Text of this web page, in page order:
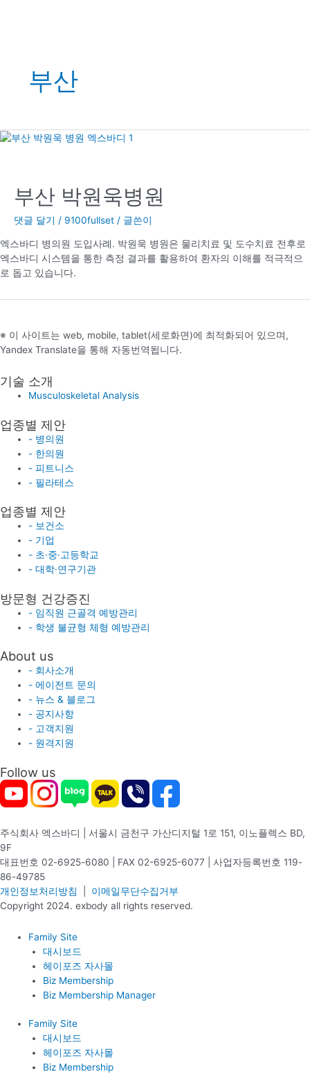
부산
부산 박원욱병원
댓글 달기 / 9100fullset / 글쓴이
엑스바디 병의원 도입사례. 박원욱 병원은 물리치료 및 도수치료 전후로
엑스바디 시스템을 통한 측정 결과를 활용하여 환자의 이해를 적극적으
로 돕고 있습니다.
※ 이 사이트는 web, mobile, tablet(세로화면)에 최적화되어 있으며,
Yandex Translate을 통해 자동번역됩니다.
기술 소개
Musculoskeletal Analysis
업종별 제안
- 병의원
- 한의원
- 피트니스
- 필라테스
업종별 제안
- 보건소
- 기업
- 초·중·고등학교
- 대학·연구기관
방문형 건강증진
- 임직원 근골격 예방관리
- 학생 불균형 체형 예방관리
About us
- 회사소개
- 에이전트 문의
- 뉴스 & 블로그
- 공지사항
- 고객지원
- 원격지원
Follow us
주식회사 엑스바디 | 서울시 금천구 가산디지털 1로 151, 이노플렉스 BD,
9F
대표번호 02-6925-6080 | FAX 02-6925-6077 | 사업자등록번호 119-
86-49785
개인정보처리방침
이메일무단수집거부
Copyright 2024. exbody all rights reserved.
Family Site
대시보드
헤이포즈 자사몰
Biz Membership
Biz Membership Manager
Family Site
대시보드
헤이포즈 자사몰
Biz Membership